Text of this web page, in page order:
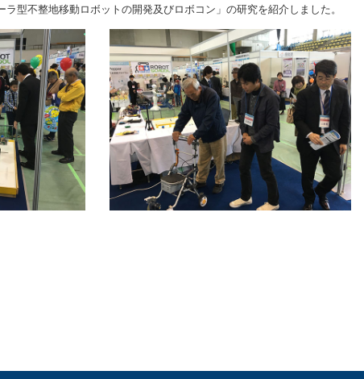
ラ型不整地移動ロボットの開発及びロボコン」の研究を紹介しました。